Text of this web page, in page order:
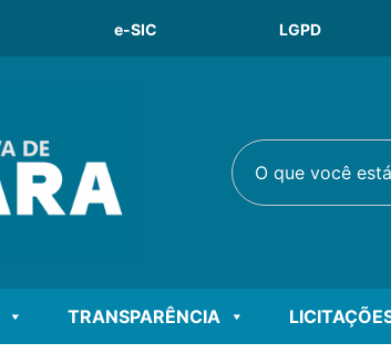
e-SIC LGPD
O que você está
TRANSPARÊNCIA